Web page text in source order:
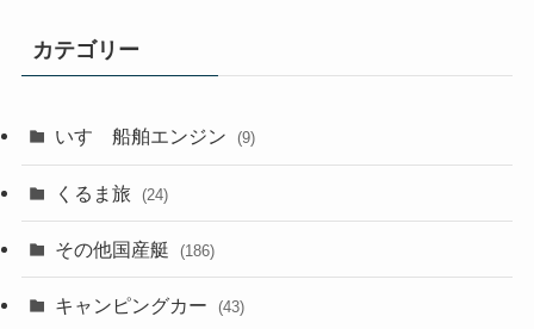
カテゴリー
いすゞ船舶エンジン (9)
くるま旅 (24)
その他国産艇 (186)
キャンピングカー (43)